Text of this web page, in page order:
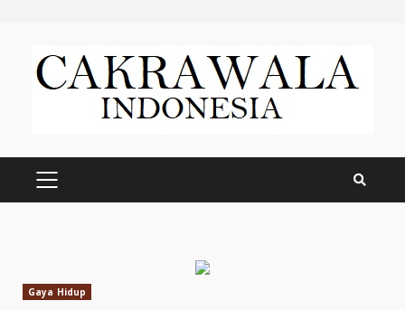
content
PRIMARY
Gaya Hidup